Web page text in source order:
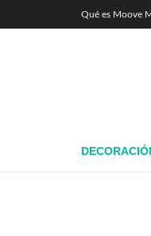
Qué es Moove